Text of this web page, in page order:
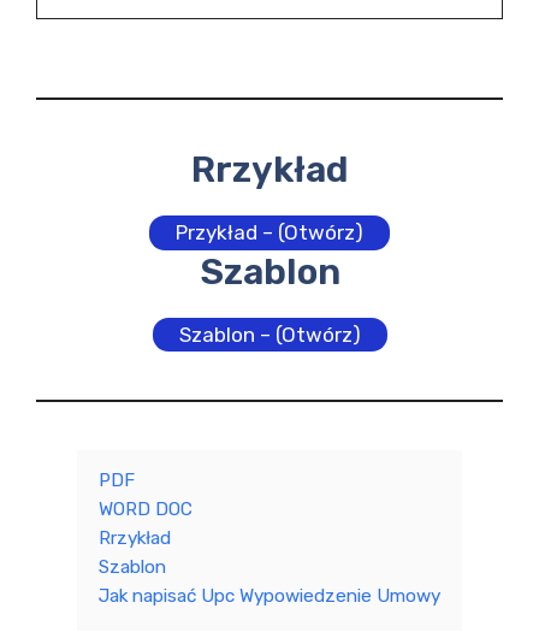
Rrzykład
Przykład – (Otwórz)
Szablon
Szablon – (Otwórz)
PDF
WORD DOC
Rrzykład
Szablon
Jak napisać Upc Wypowiedzenie Umowy